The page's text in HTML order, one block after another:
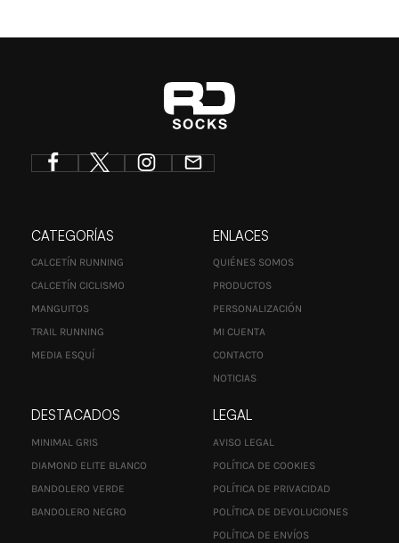
CATEGORÍAS
CALCETÍN RUNNING
CALCETÍN CICLISMO
MANGUITOS
TRAIL RUNNING
MEDIA ESQUÍ
ENLACES
QUIÉNES SOMOS
PRODUCTOS
PERSONALIZACIÓN
MI CUENTA
CONTACTO
NOTICIAS
DESTACADOS
MINIMAL GRIS
DIAMOND ELITE BLANCO
BANDOLERO VERDE
BANDOLERO NEGRO
LEGAL
AVISO LEGAL
POLÍTICA DE COOKIES
POLÍTICA DE PRIVACIDAD
POLÍTICA DE DEVOLUCIONES
POLÍTICA DE ENVÍOS